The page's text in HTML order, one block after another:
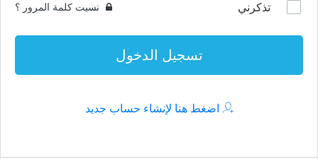
تذكرني نسيت كلمة المرور ؟
تسجيل الدخول
اضغط هنا لإنشاء حساب جديد